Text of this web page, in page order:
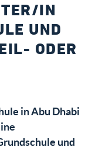
IN
UND
ODER
in Abu Dhabi
und